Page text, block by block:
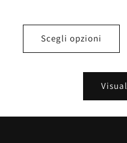
Scegli opzioni